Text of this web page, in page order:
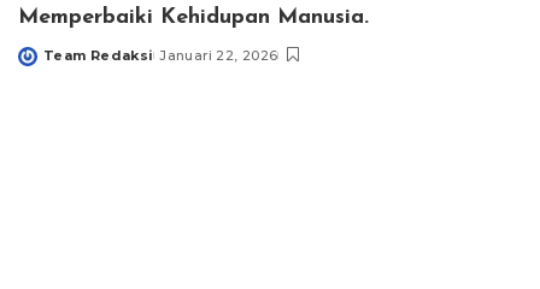
Memperbaiki Kehidupan Manusia.
Posted
Team Redaksi Januari 22, 2026